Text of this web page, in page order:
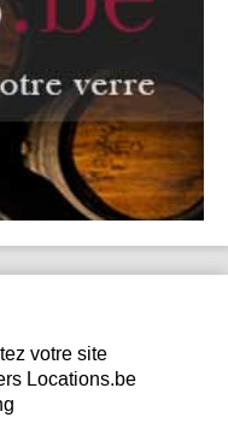
votre site
Locations.be